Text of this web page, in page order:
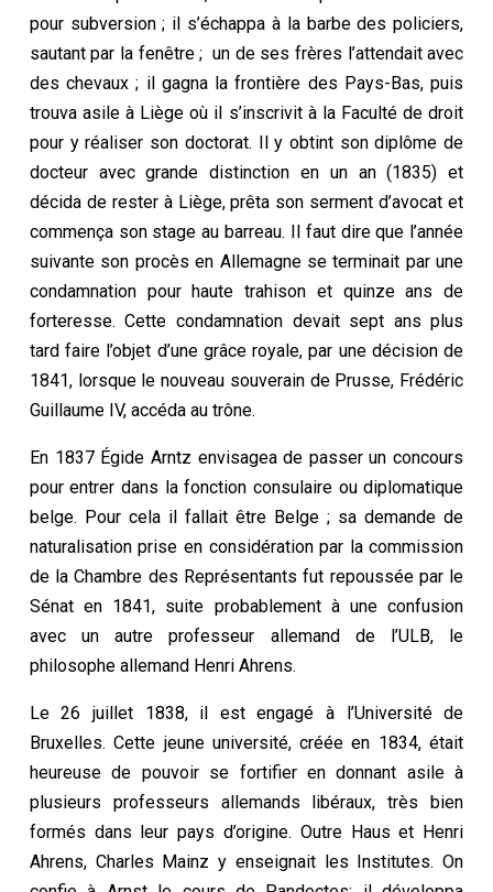
pour subversion ; il s’échappa à la barbe des policiers,
sautant par la fenêtre ; un de ses frères l’attendait avec
des chevaux ; il gagna la frontière des Pays-Bas, puis
trouva asile à Liège où il s’inscrivit à la Faculté de droit
pour y réaliser son doctorat. Il y obtint son diplôme de
docteur avec grande distinction en un an (1835) et
décida de rester à Liège, prêta son serment d’avocat et
commença son stage au barreau. Il faut dire que l’année
suivante son procès en Allemagne se terminait par une
condamnation pour haute trahison et quinze ans de
forteresse. Cette condamnation devait sept ans plus
tard faire l’objet d’une grâce royale, par une décision de
1841, lorsque le nouveau souverain de Prusse, Frédéric
Guillaume IV, accéda au trône.
En 1837 Égide Arntz envisagea de passer un concours
pour entrer dans la fonction consulaire ou diplomatique
belge. Pour cela il fallait être Belge ; sa demande de
naturalisation prise en considération par la commission
de la Chambre des Représentants fut repoussée par le
Sénat en 1841, suite probablement à une confusion
avec un autre professeur allemand de l’ULB, le
philosophe allemand Henri Ahrens.
Le 26 juillet 1838, il est engagé à l’Université de
Bruxelles. Cette jeune université, créée en 1834, était
heureuse de pouvoir se fortifier en donnant asile à
plusieurs professeurs allemands libéraux, très bien
formés dans leur pays d’origine. Outre Haus et Henri
Ahrens, Charles Mainz y enseignait les Institutes. On